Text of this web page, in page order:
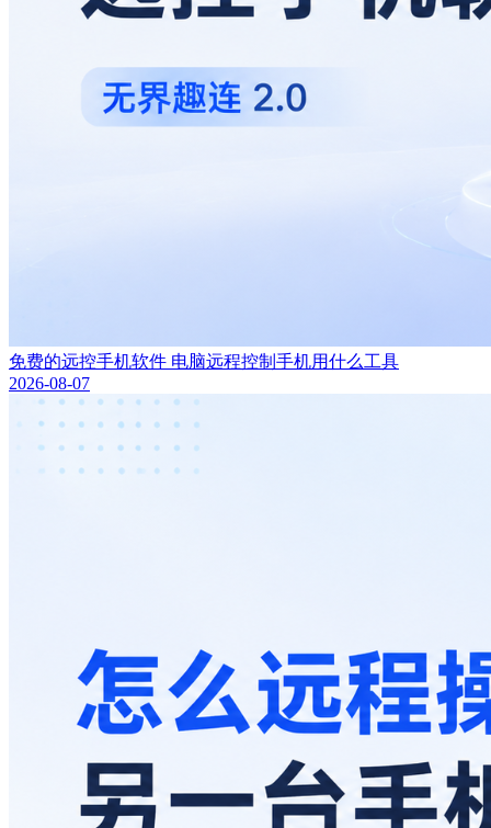
免费的远控手机软件 电脑远程控制手机用什么工具
2026-08-07